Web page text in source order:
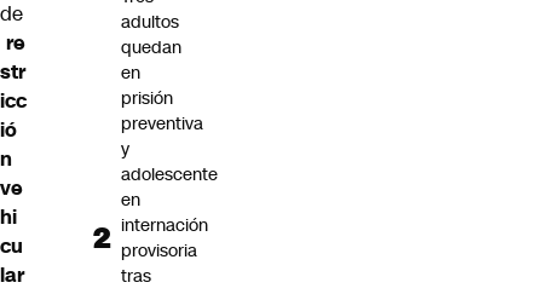
de
re
str
icc
ió
n
ve
hi
cu
lar
adultos
quedan
en
prisión
preventiva
y
adolescente
en
internación
provisoria
tras